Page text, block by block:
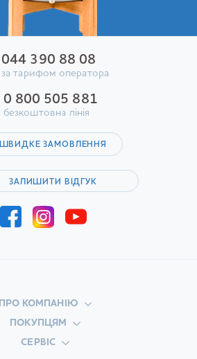
044 390 88 08
за тарифом оператора
0 800 505 881
безкоштовна лінія
ШВИДКЕ ЗАМОВЛЕННЯ
ЗАЛИШИТИ ВІДГУК
ПРО КОМПАНІЮ
ПОКУПЦЯМ
СЕРВІС